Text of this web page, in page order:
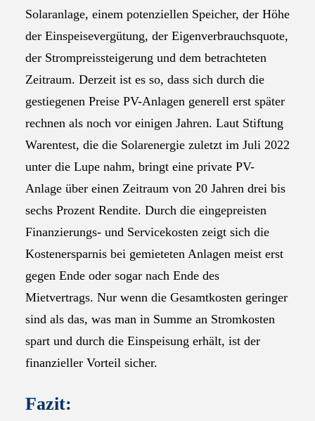
Solaranlage, einem potenziellen Speicher, der Höhe
der Einspeisevergütung, der Eigenverbrauchsquote,
der Strompreissteigerung und dem betrachteten
Zeitraum. Derzeit ist es so, dass sich durch die
gestiegenen Preise PV-Anlagen generell erst später
rechnen als noch vor einigen Jahren. Laut Stiftung
Warentest, die die Solarenergie zuletzt im Juli 2022
unter die Lupe nahm, bringt eine private PV-
Anlage über einen Zeitraum von 20 Jahren drei bis
sechs Prozent Rendite. Durch die eingepreisten
Finanzierungs- und Servicekosten zeigt sich die
Kostenersparnis bei gemieteten Anlagen meist erst
gegen Ende oder sogar nach Ende des
Mietvertrags. Nur wenn die Gesamtkosten geringer
sind als das, was man in Summe an Stromkosten
spart und durch die Einspeisung erhält, ist der
finanzieller Vorteil sicher.
Fazit: